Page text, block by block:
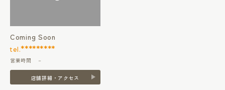
Coming Soon
tel.*********
営業時間 －
店舗詳細・アクセス